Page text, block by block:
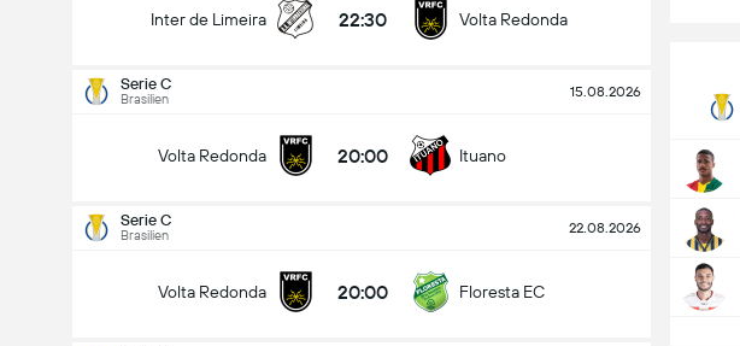
Inter de Limeira 22:30 Volta Redonda
Serie C
Brasilien 15.08.2026
Volta Redonda 20:00 Ituano
Serie C
Brasilien 22.08.2026
Volta Redonda 20:00 Floresta EC